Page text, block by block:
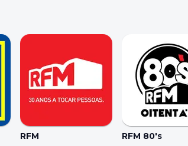
RFM RFM 80's